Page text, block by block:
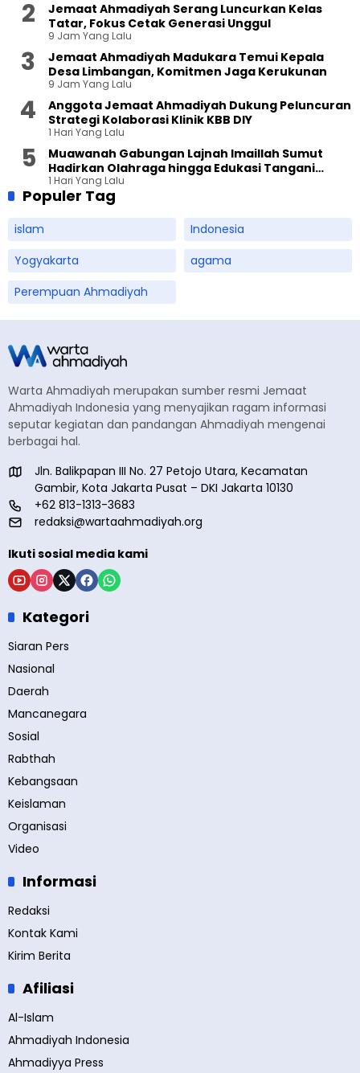
Jemaat Ahmadiyah Serang Luncurkan Kelas
Tatar, Fokus Cetak Generasi Unggul
9 Jam Yang Lalu
Jemaat Ahmadiyah Madukara Temui Kepala
Desa Limbangan, Komitmen Jaga Kerukunan
9 Jam Yang Lalu
Anggota Jemaat Ahmadiyah Dukung Peluncuran
Strategi Kolaborasi Klinik KBB DIY
1 Hari Yang Lalu
Muawanah Gabungan Lajnah Imaillah Sumut
Hadirkan Olahraga hingga Edukasi Tangani
Sampah
1 Hari Yang Lalu
Populer Tag
islam
Indonesia
Yogyakarta
agama
Perempuan Ahmadiyah
Warta Ahmadiyah merupakan sumber resmi Jemaat
Ahmadiyah Indonesia yang menyajikan ragam informasi
seputar kegiatan dan pandangan Ahmadiyah mengenai
berbagai hal.
Jln. Balikpapan III No. 27 Petojo Utara, Kecamatan
Gambir, Kota Jakarta Pusat – DKI Jakarta 10130
+62 813-1313-3683
redaksi@wartaahmadiyah.org
Ikuti sosial media kami
Kategori
Siaran Pers
Nasional
Daerah
Mancanegara
Sosial
Rabthah
Kebangsaan
Keislaman
Organisasi
Video
Informasi
Redaksi
Kontak Kami
Kirim Berita
Afiliasi
Al-Islam
Ahmadiyah Indonesia
Ahmadiyya Press